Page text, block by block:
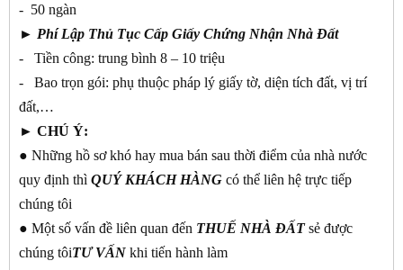
- 50 ngàn
► Phí Lập Thủ Tục Cấp Giấy Chứng Nhận Nhà Đất
- Tiền công: trung bình 8 – 10 triệu
- Bao trọn gói: phụ thuộc pháp lý giấy tờ, diện tích đất, vị trí
đất,…
► CHÚ Ý:
● Những hồ sơ khó hay mua bán sau thời điểm của nhà nước
quy định thì QUÝ KHÁCH HÀNG có thể liên hệ trực tiếp
chúng tôi
● Một số vấn đề liên quan đến THUẾ NHÀ ĐẤTsẻ được
chúng tôiTƯVẤN khi tiến hành làm